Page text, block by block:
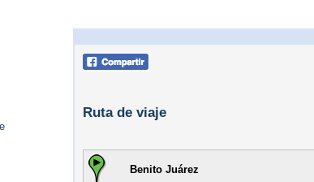
Ruta de viaje
Benito Juárez